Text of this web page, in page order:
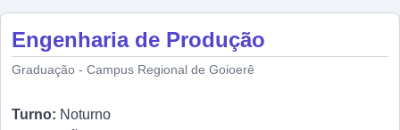
Engenharia de Produção
Graduação - Campus Regional de Goioerê
Turno: Noturno